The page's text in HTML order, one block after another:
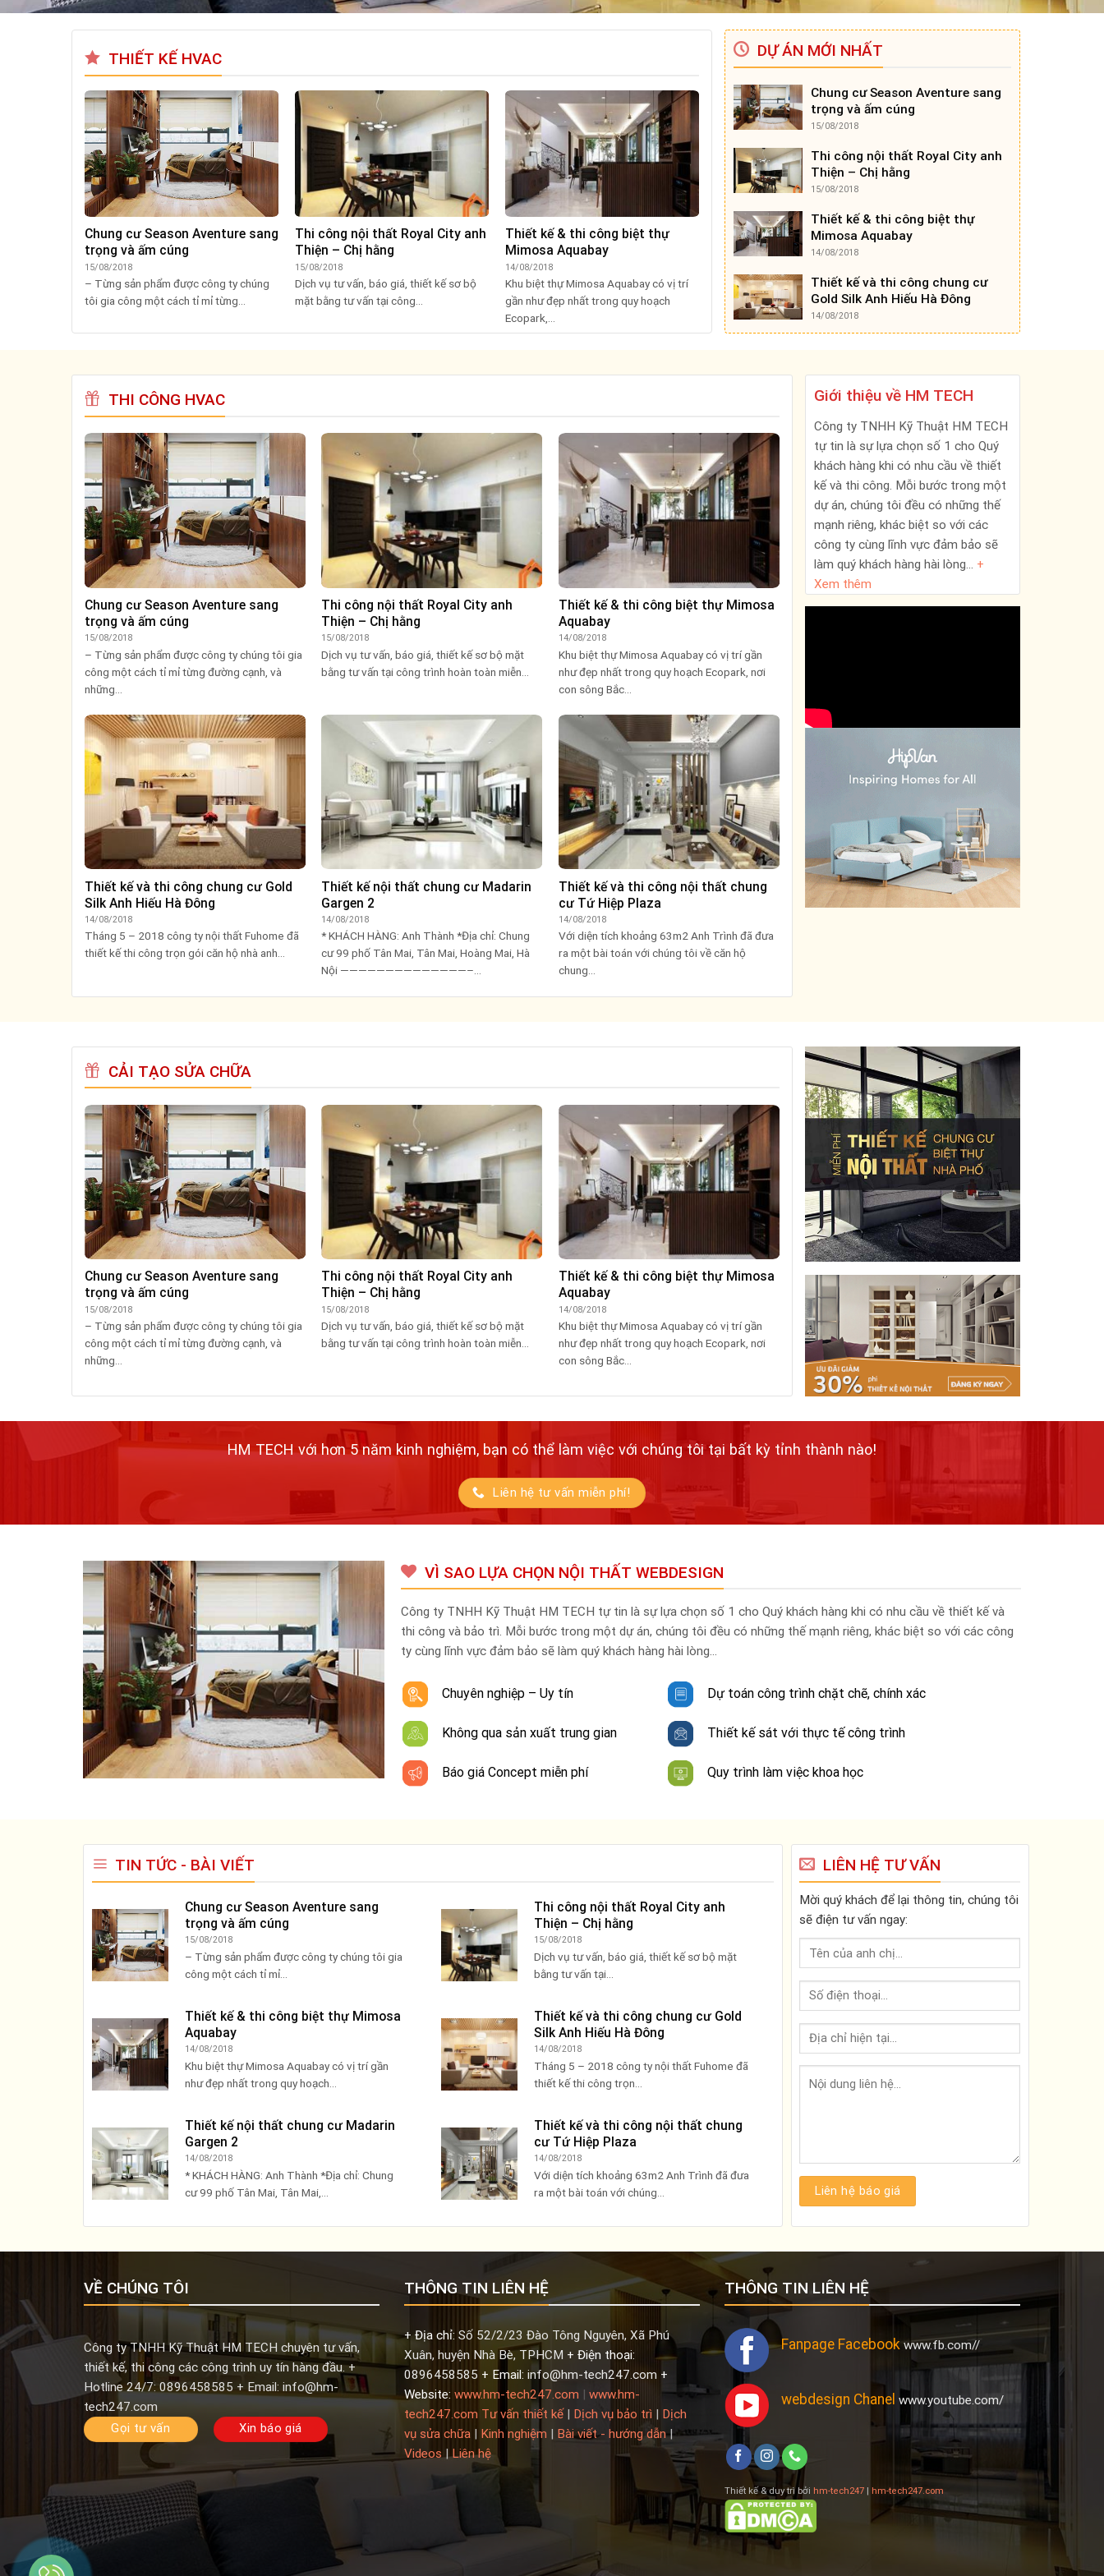
THIẾT KẾ HVAC
Chung cư Season Aventure sang
trọng và ấm cúng
15/08/2018
– Từng sản phẩm được công ty chúng
tôi gia công một cách tỉ mỉ từng...
Thi công nội thất Royal City anh
Thiện – Chị hằng
15/08/2018
Dịch vụ tư vấn, báo giá, thiết kế sơ bộ
mặt bằng tư vấn tại công...
Thiết kế & thi công biệt thự
Mimosa Aquabay
14/08/2018
Khu biệt thự Mimosa Aquabay có vị trí
gần như đẹp nhất trong quy hoạch
Ecopark,...
DỰ ÁN MỚI NHẤT
Chung cư Season Aventure sang
trọng và ấm cúng
15/08/2018
Thi công nội thất Royal City anh
Thiện – Chị hằng
15/08/2018
Thiết kế & thi công biệt thự
Mimosa Aquabay
14/08/2018
Thiết kế và thi công chung cư
Gold Silk Anh Hiếu Hà Đông
14/08/2018
THI CÔNG HVAC
Chung cư Season Aventure sang
trọng và ấm cúng
15/08/2018
– Từng sản phẩm được công ty chúng tôi gia
công một cách tỉ mỉ từng đường cạnh, và
những...
Thi công nội thất Royal City anh
Thiện – Chị hằng
15/08/2018
Dịch vụ tư vấn, báo giá, thiết kế sơ bộ mặt
bằng tư vấn tại công trình hoàn toàn miễn...
Thiết kế & thi công biệt thự Mimosa
Aquabay
14/08/2018
Khu biệt thự Mimosa Aquabay có vị trí gần
như đẹp nhất trong quy hoạch Ecopark, nơi
con sông Bắc...
Thiết kế và thi công chung cư Gold
Silk Anh Hiếu Hà Đông
14/08/2018
Tháng 5 – 2018 công ty nội thất Fuhome đã
thiết kế thi công trọn gói căn hộ nhà anh...
Thiết kế nội thất chung cư Madarin
Gargen 2
14/08/2018
* KHÁCH HÀNG: Anh Thành *Địa chỉ: Chung
cư 99 phố Tân Mai, Tân Mai, Hoàng Mai, Hà
Nội ——————————————–...
Thiết kế và thi công nội thất chung
cư Tứ Hiệp Plaza
14/08/2018
Với diện tích khoảng 63m2 Anh Trình đã đưa
ra một bài toán với chúng tôi về căn hộ
chung...
Giới thiệu về HM TECH
Công ty TNHH Kỹ Thuật HM TECH
tự tin là sự lựa chọn số 1 cho Quý
khách hàng khi có nhu cầu về thiết
kế và thi công. Mỗi bước trong một
dự án, chúng tôi đều có những thế
mạnh riêng, khác biệt so với các
công ty cùng lĩnh vực đảm bảo sẽ
làm quý khách hàng hài lòng… +
Xem thêm
CẢI TẠO SỬA CHỮA
Chung cư Season Aventure sang
trọng và ấm cúng
15/08/2018
– Từng sản phẩm được công ty chúng tôi gia
công một cách tỉ mỉ từng đường cạnh, và
những...
Thi công nội thất Royal City anh
Thiện – Chị hằng
15/08/2018
Dịch vụ tư vấn, báo giá, thiết kế sơ bộ mặt
bằng tư vấn tại công trình hoàn toàn miễn...
Thiết kế & thi công biệt thự Mimosa
Aquabay
14/08/2018
Khu biệt thự Mimosa Aquabay có vị trí gần
như đẹp nhất trong quy hoạch Ecopark, nơi
con sông Bắc...
Thiết kế và thi công chung cư Gold
Silk Anh Hiếu Hà Đông
14/08/2018
Tháng 5 – 2018 công ty nội thất Fuhome đã
thiết kế thi công trọn gói căn hộ nhà anh...
HM TECH với hơn 5 năm kinh nghiệm, bạn có thể làm việc với chúng tôi tại bất kỳ tỉnh thành nào!
Liên hệ tư vấn miễn phí!
VÌ SAO LỰA CHỌN NỘI THẤT WEBDESIGN
Công ty TNHH Kỹ Thuật HM TECH tự tin là sự lựa chọn số 1 cho Quý khách hàng khi có nhu cầu về thiết kế và
thi công và bảo trì. Mỗi bước trong một dự án, chúng tôi đều có những thế mạnh riêng, khác biệt so với các công
ty cùng lĩnh vực đảm bảo sẽ làm quý khách hàng hài lòng…
Chuyên nghiệp – Uy tín
Không qua sản xuất trung gian
Báo giá Concept miễn phí
Dự toán công trình chặt chẽ, chính xác
Thiết kế sát với thực tế công trình
Quy trình làm việc khoa học
TIN TỨC - BÀI VIẾT
Chung cư Season Aventure sang
trọng và ấm cúng
15/08/2018
– Từng sản phẩm được công ty chúng tôi gia
công một cách tỉ mỉ...
Thi công nội thất Royal City anh
Thiện – Chị hằng
15/08/2018
Dịch vụ tư vấn, báo giá, thiết kế sơ bộ mặt
bằng tư vấn tại...
Thiết kế & thi công biệt thự Mimosa
Aquabay
14/08/2018
Khu biệt thự Mimosa Aquabay có vị trí gần
như đẹp nhất trong quy hoạch...
Thiết kế và thi công chung cư Gold
Silk Anh Hiếu Hà Đông
14/08/2018
Tháng 5 – 2018 công ty nội thất Fuhome đã
thiết kế thi công trọn...
Thiết kế nội thất chung cư Madarin
Gargen 2
14/08/2018
* KHÁCH HÀNG: Anh Thành *Địa chỉ: Chung
cư 99 phố Tân Mai, Tân Mai,...
Thiết kế và thi công nội thất chung
cư Tứ Hiệp Plaza
14/08/2018
Với diện tích khoảng 63m2 Anh Trình đã đưa
ra một bài toán với chúng...
LIÊN HỆ TƯ VẤN
Mời quý khách để lại thông tin, chúng tôi
sẽ điện tư vấn ngay:
VỀ CHÚNG TÔI
Công ty TNHH Kỹ Thuật HM TECH chuyên tư vấn,
thiết kế, thi công các công trình uy tín hàng đầu. +
Hotline 24/7: 0896458585 + Email: info@hm-
tech247.com
Gọi tư vấn
Xin báo giá
THÔNG TIN LIÊN HỆ
+ Địa chỉ: Số 52/2/23 Đào Tông Nguyên, Xã Phú
Xuân, huyện Nhà Bè, TPHCM + Điện thoại:
0896458585 + Email: info@hm-tech247.com +
Website: www.hm-tech247.com | www.hm-
tech247.com Tư vấn thiết kế| Dịch vụ bảo trì | Dịch
vụ sửa chữa | Kinh nghiệm | Bài viết - hướng dẫn|
Videos |Liên hệ
THÔNG TIN LIÊN HỆ
Fanpage Facebook www.fb.com//
webdesign Chanel www.youtube.com/
Thiết kế & duy trì bởi hm-tech247 | hm-tech247.com